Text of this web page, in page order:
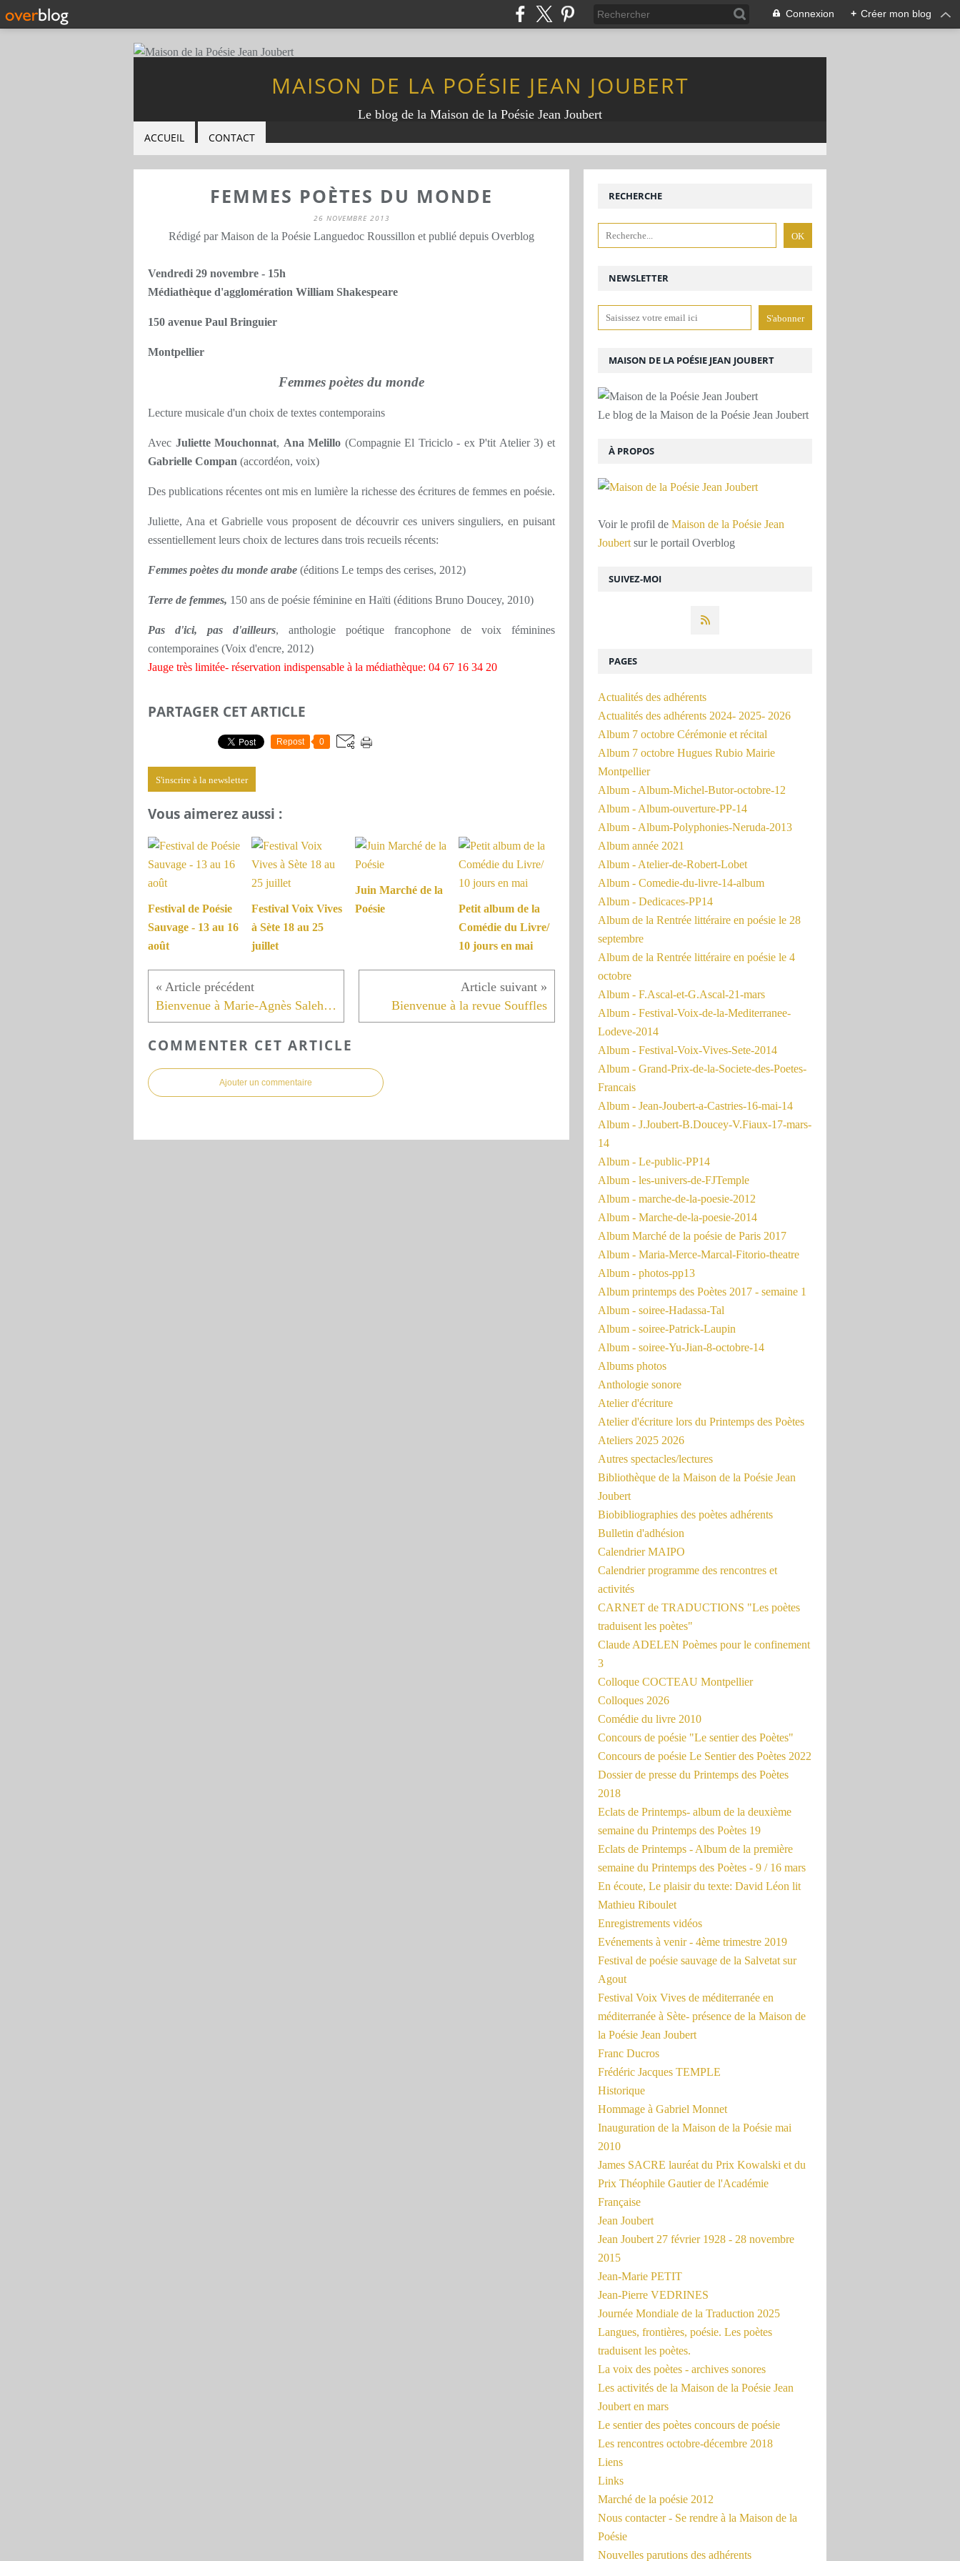
Connexion + Créer mon blog
MAISON DE LA POÉSIE JEAN JOUBERT
Le blog de la Maison de la Poésie Jean Joubert
ACCUEIL CONTACT
FEMMES POÈTES DU MONDE
26 NOVEMBRE 2013
Rédigé par Maison de la Poésie Languedoc Roussillon et publié depuis Overblog
Vendredi 29 novembre - 15h
Médiathèque d'agglomération William Shakespeare
150 avenue Paul Bringuier
Montpellier
Femmes poètes du monde
Lecture musicale d'un choix de textes contemporains
Avec Juliette Mouchonnat, Ana Melillo (Compagnie El Triciclo - ex P'tit Atelier 3) et
Gabrielle Compan (accordéon, voix)
Des publications récentes ont mis en lumière la richesse des écritures de femmes en poésie.
Juliette, Ana et Gabrielle vous proposent de découvrir ces univers singuliers, en puisant
essentiellement leurs choix de lectures dans trois recueils récents:
Femmes poètes du monde arabe (éditions Le temps des cerises, 2012)
Terre de femmes, 150 ans de poésie féminine en Haïti (éditions Bruno Doucey, 2010)
Pas d'ici, pas d'ailleurs, anthologie poétique francophone de voix féminines
contemporaines (Voix d'encre, 2012)
Jauge très limitée- réservation indispensable à la médiathèque: 04 67 16 34 20
PARTAGER CET ARTICLE
Repost 0
S'inscrire à la newsletter
Vous aimerez aussi :
Festival de Poésie
Sauvage - 13 au 16
août
Festival Voix Vives
à Sète 18 au 25
juillet
Juin Marché de la
Poésie
Petit album de la
Comédie du Livre/
10 jours en mai
Bienvenue à Marie-Agnès Salehzada Bienvenue à la revue Souffles
COMMENTER CET ARTICLE
Ajouter un commentaire
NEWSLETTER
SUIVEZ-MOI
RECHERCHE
MAISON DE LA POÉSIE JEAN JOUBERT
Le blog de la Maison de la Poésie Jean Joubert
À PROPOS
Voir le profil de Maison de la Poésie Jean
Joubert sur le portail Overblog
PAGES
Actualités des adhérents
Actualités des adhérents 2024- 2025- 2026
Album 7 octobre Cérémonie et récital
Album 7 octobre Hugues Rubio Mairie
Montpellier
Album - Album-Michel-Butor-octobre-12
Album - Album-ouverture-PP-14
Album - Album-Polyphonies-Neruda-2013
Album année 2021
Album - Atelier-de-Robert-Lobet
Album - Comedie-du-livre-14-album
Album - Dedicaces-PP14
Album de la Rentrée littéraire en poésie le 28
septembre
Album de la Rentrée littéraire en poésie le 4
octobre
Album - F.Ascal-et-G.Ascal-21-mars
Album - Festival-Voix-de-la-Mediterranee-
Lodeve-2014
Album - Festival-Voix-Vives-Sete-2014
Album - Grand-Prix-de-la-Societe-des-Poetes-
Francais
Album - Jean-Joubert-a-Castries-16-mai-14
Album - J.Joubert-B.Doucey-V.Fiaux-17-mars-
14
Album - Le-public-PP14
Album - les-univers-de-FJTemple
Album - marche-de-la-poesie-2012
Album - Marche-de-la-poesie-2014
Album Marché de la poésie de Paris 2017
Album - Maria-Merce-Marcal-Fitorio-theatre
Album - photos-pp13
Album printemps des Poètes 2017 - semaine 1
Album - soiree-Hadassa-Tal
Album - soiree-Patrick-Laupin
Album - soiree-Yu-Jian-8-octobre-14
Albums photos
Anthologie sonore
Atelier d'écriture
Atelier d'écriture lors du Printemps des Poètes
Ateliers 2025 2026
Autres spectacles/lectures
Bibliothèque de la Maison de la Poésie Jean
Joubert
Biobibliographies des poètes adhérents
Bulletin d'adhésion
Calendrier MAIPO
Calendrier programme des rencontres et
activités
CARNET de TRADUCTIONS "Les poètes
traduisent les poètes"
Claude ADELEN Poèmes pour le confinement
3
Colloque COCTEAU Montpellier
Colloques 2026
Comédie du livre 2010
Concours de poésie "Le sentier des Poètes"
Concours de poésie Le Sentier des Poètes 2022
Dossier de presse du Printemps des Poètes
2018
Eclats de Printemps- album de la deuxième
semaine du Printemps des Poètes 19
Eclats de Printemps - Album de la première
semaine du Printemps des Poètes - 9 / 16 mars
En écoute, Le plaisir du texte: David Léon lit
Mathieu Riboulet
Enregistrements vidéos
Evénements à venir - 4ème trimestre 2019
Festival de poésie sauvage de la Salvetat sur
Agout
Festival Voix Vives de méditerranée en
méditerranée à Sète- présence de la Maison de
la Poésie Jean Joubert
Franc Ducros
Frédéric Jacques TEMPLE
Historique
Hommage à Gabriel Monnet
Inauguration de la Maison de la Poésie mai
2010
James SACRE lauréat du Prix Kowalski et du
Prix Théophile Gautier de l'Académie
Française
Jean Joubert
Jean Joubert 27 février 1928 - 28 novembre
2015
Jean-Marie PETIT
Jean-Pierre VEDRINES
Journée Mondiale de la Traduction 2025
Langues, frontières, poésie. Les poètes
traduisent les poètes.
La voix des poètes - archives sonores
Les activités de la Maison de la Poésie Jean
Joubert en mars
Le sentier des poètes concours de poésie
Les rencontres octobre-décembre 2018
Liens
Links
Marché de la poésie 2012
Nous contacter - Se rendre à la Maison de la
Poésie
Nouvelles parutions des adhérents